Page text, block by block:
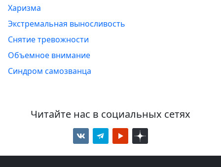
Харизма
Экстремальная выносливость
Снятие тревожности
Объемное внимание
Синдром самозванца
Читайте нас в социальных сетях